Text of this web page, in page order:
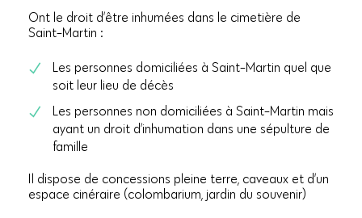
Ont le droit d’être inhumées dans le cimetière de
Saint-Martin :
Les personnes domiciliées à Saint-Martin quel que
soit leur lieu de décès
Les personnes non domiciliées à Saint-Martin mais
ayant un droit d’inhumation dans une sépulture de
famille
Il dispose de concessions pleine terre, caveaux et d’un
espace cinéraire (colombarium, jardin du souvenir)